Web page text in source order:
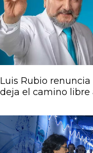
Luis Rubio
deja el camino libre